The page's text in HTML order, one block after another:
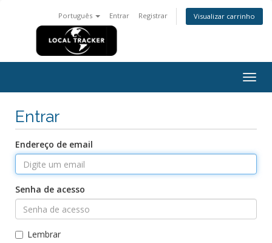
Português Entrar Registrar Visualizar carrinho
Entrar
Endereço de email
Senha de acesso
Lembrar